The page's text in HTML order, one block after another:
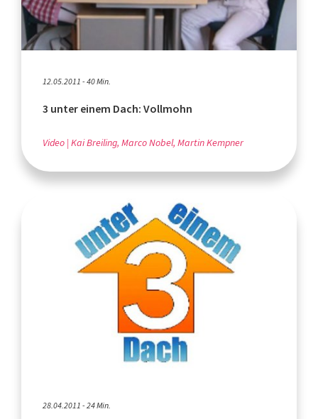
12.05.2011 - 40 Min.
3 unter einem Dach: Vollmohn
Video Kai Breiling, Marco Nobel, Martin Kempner
28.04.2011 - 24 Min.